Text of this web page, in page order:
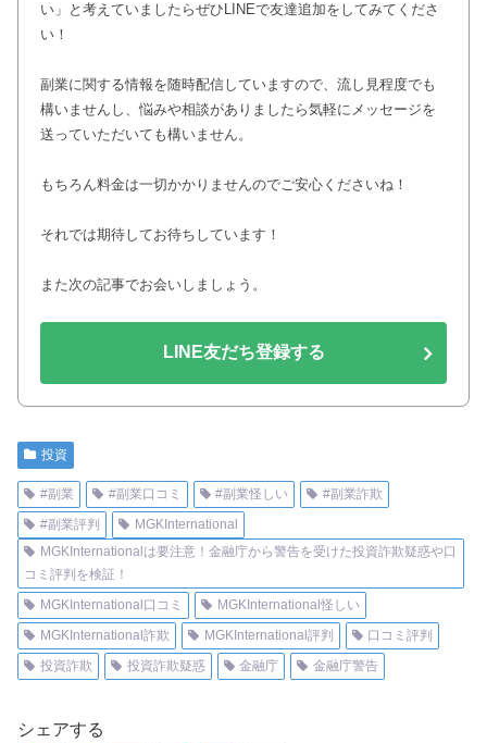
い」と考えていましたらぜひLINEで友達追加をしてみてくださ
い！
副業に関する情報を随時配信していますので、流し見程度でも
構いませんし、悩みや相談がありましたら気軽にメッセージを
送っていただいても構いません。
もちろん料金は一切かかりませんのでご安心くださいね！
それでは期待してお待ちしています！
また次の記事でお会いしましょう。
LINE友だち登録する
投資
#副業 #副業口コミ #副業怪しい
#副業詐欺
#副業評判
MGKInternational
MGKInternationalは要注意！金融庁から警告を受けた投資詐欺疑惑や口
コミ評判を検証！
MGKInternational口コミ
MGKInternational怪しい
MGKInternational詐欺
MGKInternational評判
口コミ評判
投資詐欺
投資詐欺疑惑 金融庁 金融庁警告
シェアする